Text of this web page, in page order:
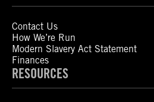
Contact Us
How We’re Run
Modern Slavery Act Statement
Finances
RESOURCES